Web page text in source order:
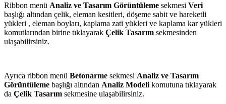
Ribbon menü Analiz ve Tasarım Görüntüleme sekmesi Veri
başlığı altından çelik, eleman kesitleri, döşeme sabit ve hareketli
yükleri , eleman boyları, kaplama zati yükleri ve kaplama kar yükleri
komutlarından birine tıklayarak Çelik Tasarım sekmesinden
ulaşabilirsiniz.
Ayrıca ribbon menü Betonarme sekmesi Analiz ve Tasarım
Görüntüleme başlığı altından Analiz Modeli komutuna tıklayarak
da Çelik Tasarım sekmesine ulaşabilirsiniz.